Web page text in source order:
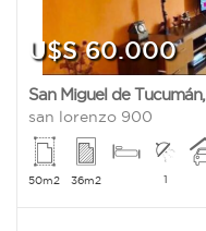
U$S 60.000
San Miguel de Tucumán,
san lorenzo 900
50m2 36m2 1